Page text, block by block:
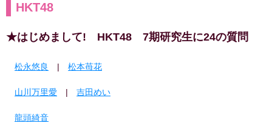
HKT48
★はじめまして! HKT48 7期研究生に24の質問
松永悠良 | 松本苺花
山川万里愛 | 吉田めい
龍頭綺音